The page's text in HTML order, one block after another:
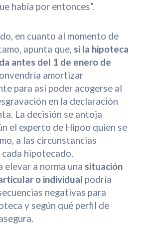
había por entonces”.
en cuanto al momento de
apunta que, si la hipoteca
antes del 1 de enero de
amortizar
para así poder acogerse al
en la declaración
La decisión se antoja
el experto de Hipoo quien se
a las circunstancias
hipotecado.
elevar a norma una situación
o individual podría
negativas para
y según qué perfil de